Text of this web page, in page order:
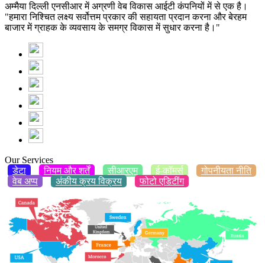
अम्मैया दिल्ली एनसीआर में अग्रणी वेब विकास आईटी कंपनियों में से एक है।
"हमारा निश्चित लक्ष्य सर्वोत्तम प्रकार की सहायता प्रदान करना और बेरहम
बाजार में ग्राहक के व्यवसाय के समग्र विकास में सुधार करना है।"
Our Services
डेटा
नियम और शर्तें सीआरएम ई-कॉमर्स
गोपनीयता नीति
वेब अप्प
अंकीय क्रय विक्रय फोटो एडिटींग